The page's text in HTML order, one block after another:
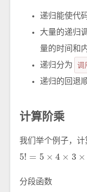
递归能使代
大量的递归
量的时间和
递归分为
调
递归的回退
计算阶乘
我们举个例子，
5! ×4 3× ×1
分段函数